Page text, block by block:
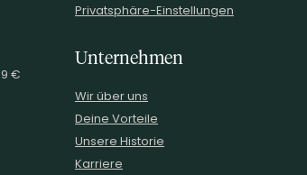
€
Privatsphäre-Einstellungen
Unternehmen
Wir über uns
Deine Vorteile
Unsere Historie
Karriere